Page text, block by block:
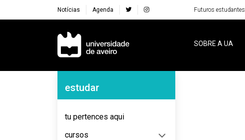
Notícias Agenda Futuros estudantes
Navegação Principal
SOBRE A UA
Navegação Lateral
estudar
tu pertences aqui
cursos